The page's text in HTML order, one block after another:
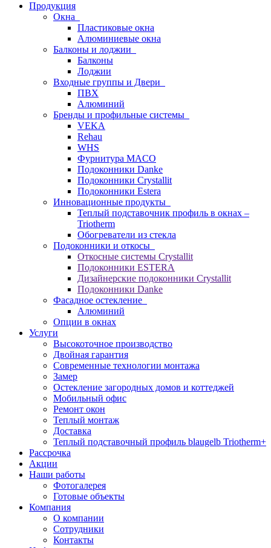
Продукция
Окна
Пластиковые окна
Алюминиевые окна
Балконы и лоджии
Балконы
Лоджии
Входные группы и Двери
ПВХ
Алюминий
Бренды и профильные системы
VEKA
Rehau
WHS
Фурнитура MACO
Подоконники Danke
Подоконники Crystallit
Подоконники Estera
Инновационные продукты
Теплый подставочник профиль в окнах –
Triotherm
Обогреватели из стекла
Подоконники и откосы
Откосные системы Crystallit
Подоконники ESTERA
Дизайнерские подоконники Crystallit
Подоконники Danke
Фасадное остекление
Алюминий
Опции в окнах
Услуги
Высокоточное производство
Двойная гарантия
Современные технологии монтажа
Замер
Остекление загородных домов и коттеджей
Мобильный офис
Ремонт окон
Теплый монтаж
Доставка
Теплый подставочный профиль blaugelb Triotherm+
Рассрочка
Акции
Наши работы
Фотогалерея
Готовые объекты
Компания
О компании
Сотрудники
Контакты